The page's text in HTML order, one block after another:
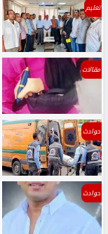
تعليم
مقالات
حوادث
حوادث